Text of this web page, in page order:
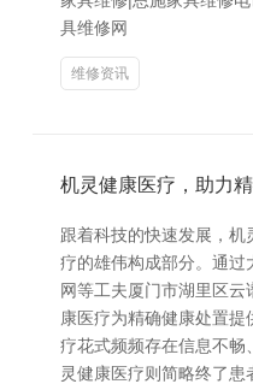
具维修网
维修资讯
机灵健康医疗，助力
跟着科技的快速发展，
疗的雄伟构成部分。通过
网等工夫厦门市湖里区
康医疗为精确健康处置
疗花式频频存在信息不
灵健康医疗则简略终了